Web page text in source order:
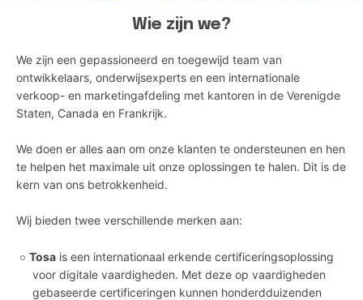
Wie zijn we?
We zijn een gepassioneerd en toegewijd team van
ontwikkelaars, onderwijsexperts en een internationale
verkoop- en marketingafdeling met kantoren in de Verenigde
Staten, Canada en Frankrijk.
We doen er alles aan om onze klanten te ondersteunen en hen
te helpen het maximale uit onze oplossingen te halen. Dit is de
kern van ons betrokkenheid.
Wij bieden twee verschillende merken aan:
Tosa is een internationaal erkende certificeringsoplossing
voor digitale vaardigheden. Met deze op vaardigheden
gebaseerde certificeringen kunnen honderdduizenden